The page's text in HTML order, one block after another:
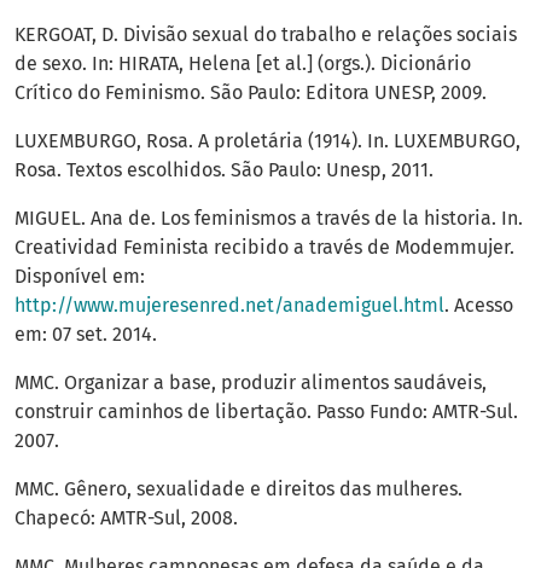
KERGOAT, D. Divisão sexual do trabalho e relações sociais
de sexo. In: HIRATA, Helena [et al.] (orgs.). Dicionário
Crítico do Feminismo. São Paulo: Editora UNESP, 2009.
LUXEMBURGO, Rosa. A proletária (1914). In. LUXEMBURGO,
Rosa. Textos escolhidos. São Paulo: Unesp, 2011.
MIGUEL. Ana de. Los feminismos a través de la historia. In.
Creatividad Feminista recibido a través de Modemmujer.
Disponível em:
http://www.mujeresenred.net/anademiguel.html. Acesso
em: 07 set. 2014.
MMC. Organizar a base, produzir alimentos saudáveis,
construir caminhos de libertação. Passo Fundo: AMTR-Sul.
2007.
MMC. Gênero, sexualidade e direitos das mulheres.
Chapecó: AMTR-Sul, 2008.